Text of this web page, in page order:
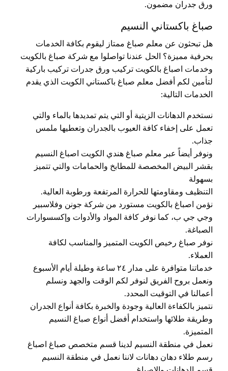
ورق جدران مضمون.
صباغ باكستاني النسيم
هل تبحثون عن معلم صباغ ممتاز ليقوم بكافة الخدمات
بحرفية مميزة؟ الحل عندنا تواصلوا مع شركة صباغ بالكويت
وخدمات اصباغ بالكويت تركيب ورق جدرات تركيب باركية
لتأمين لكم أفضل معلم صباغ باكستاني الكويت الذي يقدم
الخدمات التالية:
نستخدم الدهانات الزيتية أو التي يتم تمديدها بالماء والتي
تعمل على إخفاء كافة العيوب بالجدران وتعطيها ملمس
جذاب.
ونوفر أيضاً عبر معلم صباغ هندي الكويت اصباغ النسيم
بقشر البيض المخصصة للمطابخ والحمامات والتي تتميز
بسهولة
التنظيف ومقاومتها للحرارة المرتفعة ورطوبة العالية.
نؤمن اصباغ بالكويت مستورد من شركة جونن وفلاسبير
وجي جي ب، كما نوفر كافة المواد والأدوات وإكسسوارات
الصباغة.
نوفر صباغ رخيص الكويت المتميز والمناسب لكافة
العملاء.
خدماتنا متوافرة على مدار ٢٤ ساعة وطيلة أيام الأسبوع
ونعمل بروح الفريق لنوفر لكم الوقت والجهد ونسلم
أعمالنا في التوقيت المحدد.
نتميز بالكفاءة العالية وجودة والخبرة بكافة أنواع الجدران
وطريقة طلائها واستخدام أفضل أنواع صباغ النسيم
المتميزة.
نعمل في منطقة النسيم لدينا قسم متخصص صباغ اصباغ
رسم طلاء دهان دهانات لاننا نعمل في منطقة النسيم